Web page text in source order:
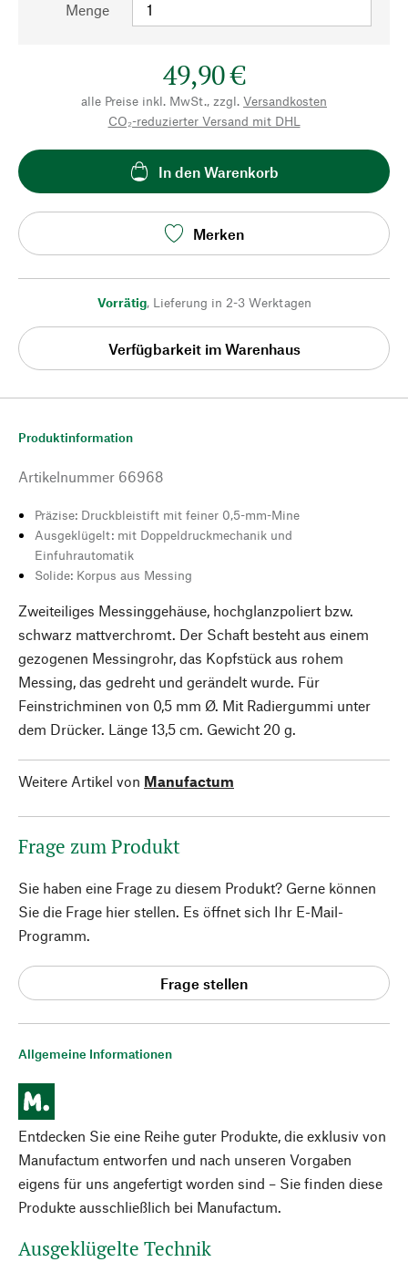
Menge
49,90 €
alle Preise inkl. MwSt., zzgl. Versandkosten
CO₂-reduzierter Versand mit DHL
In den Warenkorb
Merken
Vorrätig, Lieferung in 2-3 Werktagen
Verfügbarkeit im Warenhaus
Allgemeine Informationen
Entdecken Sie eine Reihe guter Produkte, die exklusiv von
Manufactum entworfen und nach unseren Vorgaben
eigens für uns angefertigt worden sind – Sie finden diese
Produkte ausschließlich bei Manufactum.
Ausgeklügelte Technik
Produktinformation
Artikelnummer 66968
Präzise: Druckbleistift mit feiner 0,5-mm-Mine
Ausgeklügelt: mit Doppeldruckmechanik und
Einfuhrautomatik
Solide: Korpus aus Messing
Zweiteiliges Messinggehäuse, hochglanzpoliert bzw.
schwarz mattverchromt. Der Schaft besteht aus einem
gezogenen Messingrohr, das Kopfstück aus rohem
Messing, das gedreht und gerändelt wurde. Für
Feinstrichminen von 0,5 mm Ø. Mit Radiergummi unter
dem Drücker. Länge 13,5 cm. Gewicht 20 g.
Weitere Artikel von Manufactum
Frage zum Produkt
Sie haben eine Frage zu diesem Produkt? Gerne können
Sie die Frage hier stellen. Es öffnet sich Ihr E-Mail-
Programm.
Frage stellen